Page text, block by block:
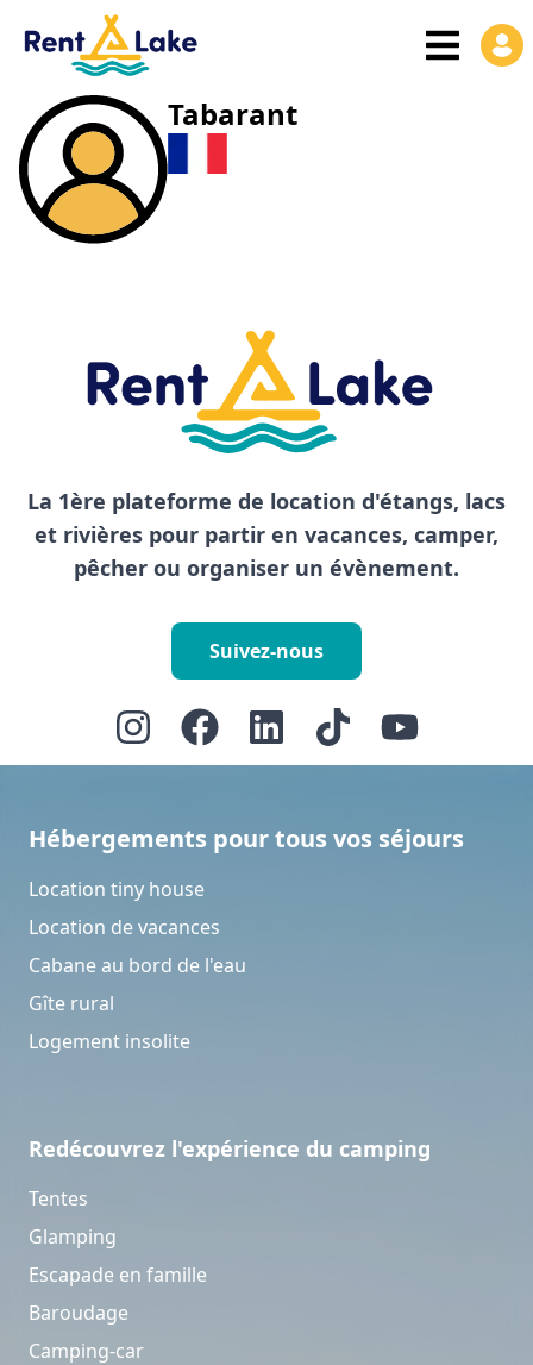
Tabarant
La 1ère plateforme de location d'étangs, lacs
et rivières pour partir en vacances, camper,
pêcher ou organiser un évènement.
Suivez-nous
Hébergements pour tous vos séjours
Location tiny house
Location de vacances
Cabane au bord de l'eau
Gîte rural
Logement insolite
Redécouvrez l'expérience du camping
Tentes
Glamping
Escapade en famille
Baroudage
Camping-car